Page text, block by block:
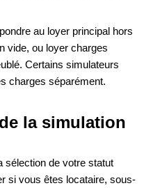
au loyer principal hors
vide, ou loyer charges
Certains simulateurs
charges séparément.
la simulation
sélection de votre statut
si vous êtes locataire, sous-